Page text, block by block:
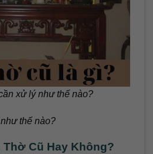
xử lý như thế nào?
thế nào?
Thờ Cũ Hay Không?